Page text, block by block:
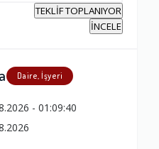
TEKLİF TOPLANIYOR
İNCELE
Daire, İşyeri
- 01:09:40